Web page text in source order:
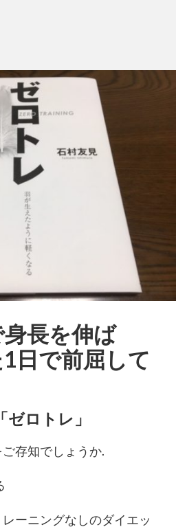
長を伸ば
日で前屈して
ロトレ」
存知でしょうか.
ーニングなしのダイエッ